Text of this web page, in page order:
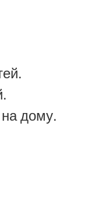
дому.